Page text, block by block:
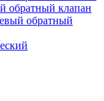
обратный клапан
обратный